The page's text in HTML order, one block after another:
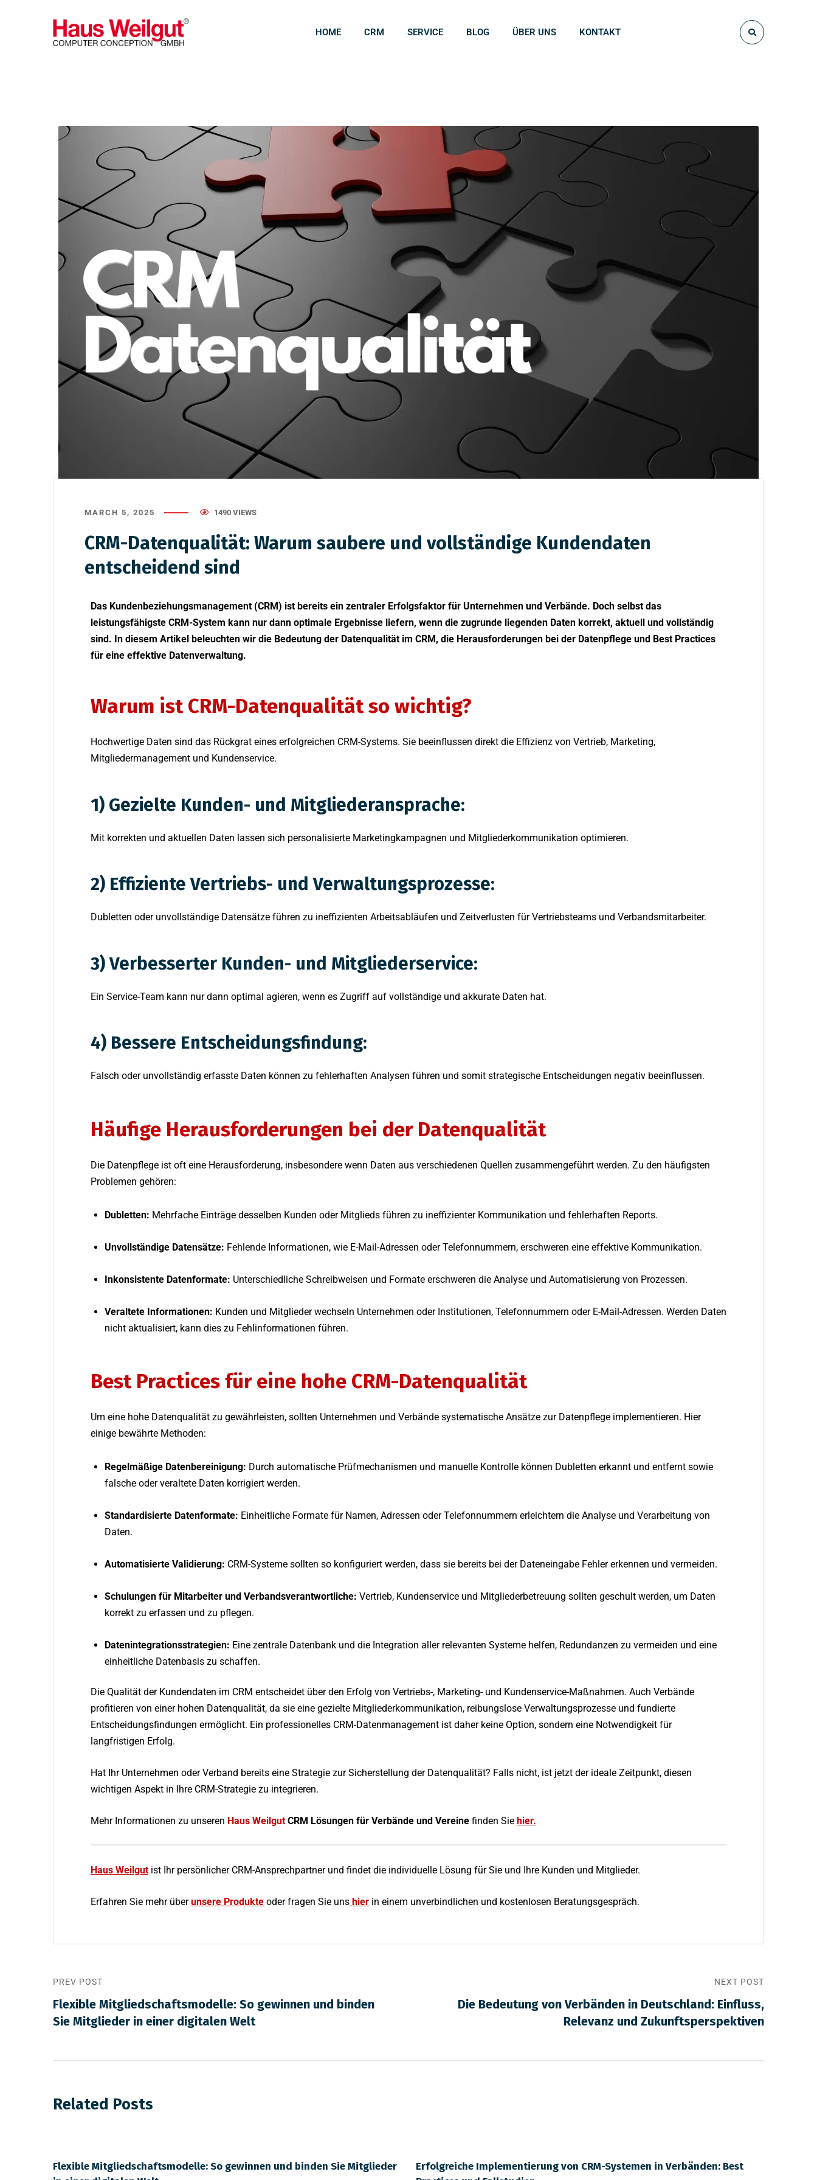
HOME CRM SERVICE BLOG ÜBER UNS KONTAKT
MARCH 5, 2025 1490 VIEWS
CRM-Datenqualität: Warum saubere und vollständige Kundendaten
entscheidend sind
Das Kundenbeziehungsmanagement (CRM) ist bereits ein zentraler Erfolgsfaktor für Unternehmen und Verbände. Doch selbst das
leistungsfähigste CRM-System kann nur dann optimale Ergebnisse liefern, wenn die zugrunde liegenden Daten korrekt, aktuell und vollständig
sind. In diesem Artikel beleuchten wir die Bedeutung der Datenqualität im CRM, die Herausforderungen bei der Datenpflege und Best Practices
für eine effektive Datenverwaltung.
Warum ist CRM-Datenqualität so wichtig?
Hochwertige Daten sind das Rückgrat eines erfolgreichen CRM-Systems. Sie beeinflussen direkt die Effizienz von Vertrieb, Marketing,
Mitgliedermanagement und Kundenservice.
1) Gezielte Kunden- und Mitgliederansprache:
Mit korrekten und aktuellen Daten lassen sich personalisierte Marketingkampagnen und Mitgliederkommunikation optimieren.
2) Effiziente Vertriebs- und Verwaltungsprozesse:
Dubletten oder unvollständige Datensätze führen zu ineffizienten Arbeitsabläufen und Zeitverlusten für Vertriebsteams und Verbandsmitarbeiter.
3) Verbesserter Kunden- und Mitgliederservice:
Ein Service-Team kann nur dann optimal agieren, wenn es Zugriff auf vollständige und akkurate Daten hat.
4) Bessere Entscheidungsfindung:
Falsch oder unvollständig erfasste Daten können zu fehlerhaften Analysen führen und somit strategische Entscheidungen negativ beeinflussen.
Häufige Herausforderungen bei der Datenqualität
Die Datenpflege ist oft eine Herausforderung, insbesondere wenn Daten aus verschiedenen Quellen zusammengeführt werden. Zu den häufigsten
Problemen gehören:
Dubletten: Mehrfache Einträge desselben Kunden oder Mitglieds führen zu ineffizienter Kommunikation und fehlerhaften Reports.
Unvollständige Datensätze: Fehlende Informationen, wie E-Mail-Adressen oder Telefonnummern, erschweren eine effektive Kommunikation.
Inkonsistente Datenformate: Unterschiedliche Schreibweisen und Formate erschweren die Analyse und Automatisierung von Prozessen.
Veraltete Informationen: Kunden und Mitglieder wechseln Unternehmen oder Institutionen, Telefonnummern oder E-Mail-Adressen. Werden Daten
nicht aktualisiert, kann dies zu Fehlinformationen führen.
Best Practices für eine hohe CRM-Datenqualität
Um eine hohe Datenqualität zu gewährleisten, sollten Unternehmen und Verbände systematische Ansätze zur Datenpflege implementieren. Hier
einige bewährte Methoden:
Regelmäßige Datenbereinigung: Durch automatische Prüfmechanismen und manuelle Kontrolle können Dubletten erkannt und entfernt sowie
falsche oder veraltete Daten korrigiert werden.
Standardisierte Datenformate: Einheitliche Formate für Namen, Adressen oder Telefonnummern erleichtern die Analyse und Verarbeitung von
Daten.
Automatisierte Validierung: CRM-Systeme sollten so konfiguriert werden, dass sie bereits bei der Dateneingabe Fehler erkennen und vermeiden.
Schulungen für Mitarbeiter und Verbandsverantwortliche: Vertrieb, Kundenservice und Mitgliederbetreuung sollten geschult werden, um Daten
korrekt zu erfassen und zu pflegen.
Datenintegrationsstrategien: Eine zentrale Datenbank und die Integration aller relevanten Systeme helfen, Redundanzen zu vermeiden und eine
einheitliche Datenbasis zu schaffen.
Die Qualität der Kundendaten im CRM entscheidet über den Erfolg von Vertriebs-, Marketing- und Kundenservice-Maßnahmen. Auch Verbände
profitieren von einer hohen Datenqualität, da sie eine gezielte Mitgliederkommunikation, reibungslose Verwaltungsprozesse und fundierte
Entscheidungsfindungen ermöglicht. Ein professionelles CRM-Datenmanagement ist daher keine Option, sondern eine Notwendigkeit für
langfristigen Erfolg.
Hat Ihr Unternehmen oder Verband bereits eine Strategie zur Sicherstellung der Datenqualität? Falls nicht, ist jetzt der ideale Zeitpunkt, diesen
wichtigen Aspekt in Ihre CRM-Strategie zu integrieren.
Mehr Informationen zu unseren Haus Weilgut CRM Lösungen für Verbände und Vereine finden Sie hier.
Haus Weilgut ist Ihr persönlicher CRM-Ansprechpartner und findet die individuelle Lösung für Sie und Ihre Kunden und Mitglieder.
Erfahren Sie mehr überunsere Produkte oder fragen Sie uns hier in einem unverbindlichen und kostenlosen Beratungsgespräch.
PREV POST
Flexible Mitgliedschaftsmodelle: So gewinnen und binden
Sie Mitglieder in einer digitalen Welt
NEXT POST
Die Bedeutung von Verbänden in Deutschland: Einfluss,
Relevanz und Zukunftsperspektiven
Related Posts
Flexible Mitgliedschaftsmodelle: So gewinnen und binden Sie Mitglieder
Erfolgreiche Implementierung von CRM-Systemen in Verbänden: Best